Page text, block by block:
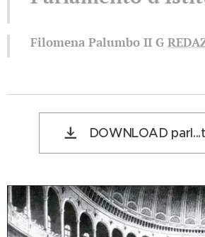
Filomena Palumbo II G
DOWNLOAD